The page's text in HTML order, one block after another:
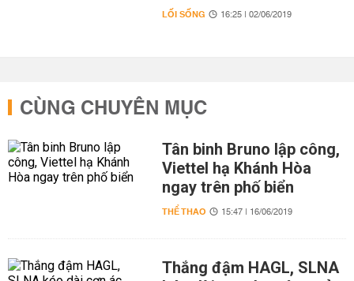
LỐI SỐNG 16:25 | 02/06/2019
CÙNG CHUYÊN MỤC
Tân binh Bruno lập công,
Viettel hạ Khánh Hòa
ngay trên phố biển
THỂ THAO 15:47 | 16/06/2019
Thắng đậm HAGL, SLNA